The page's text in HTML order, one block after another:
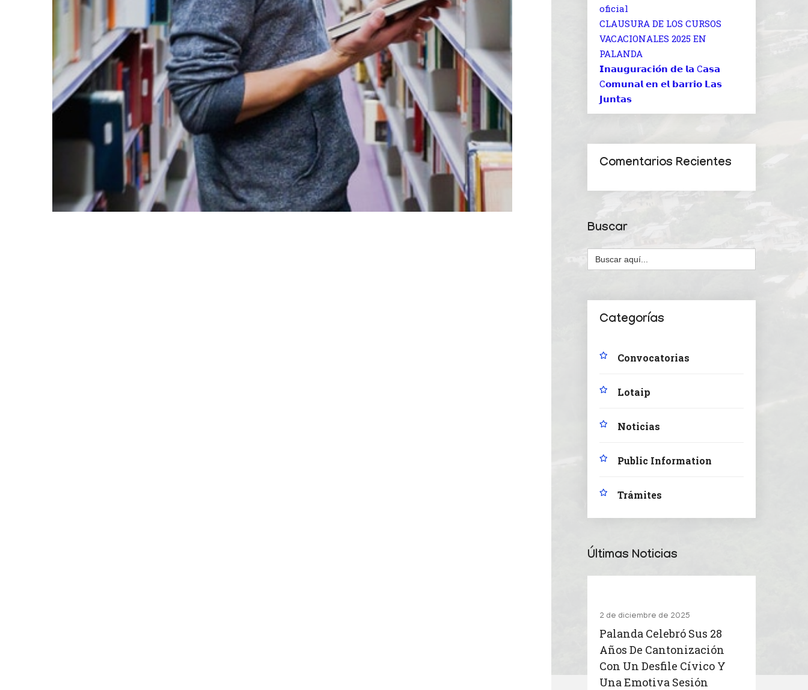
oficial
CLAUSURA DE LOS CURSOS
VACACIONALES 2025 EN
PALANDA
𝗜𝗻𝗮𝘂𝗴𝘂𝗿𝗮𝗰𝗶𝗼́𝗻 𝗱𝗲 𝗹𝗮 C𝗮𝘀𝗮
C𝗼𝗺𝘂𝗻𝗮𝗹 𝗲𝗻 𝗲𝗹 𝗯𝗮𝗿𝗿𝗶𝗼 𝗟𝗮𝘀
𝗝𝘂𝗻𝘁𝗮𝘀
Comentarios Recientes
Buscar
Buscar:
Categorías
Convocatorias
Lotaip
Noticias
Public Information
Trámites
Últimas Noticias
2 de diciembre de 2025
Palanda Celebró Sus 28
Años De Cantonización
Con Un Desfile Cívico Y
Una Emotiva Sesión